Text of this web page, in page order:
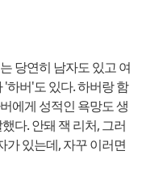
당연히 남자도 있고 여
하버'도 있다. 하버랑 함
에게 성적인 욕망도 생
다. 안돼 잭 리처, 그러
가 있는데, 자꾸 이러면